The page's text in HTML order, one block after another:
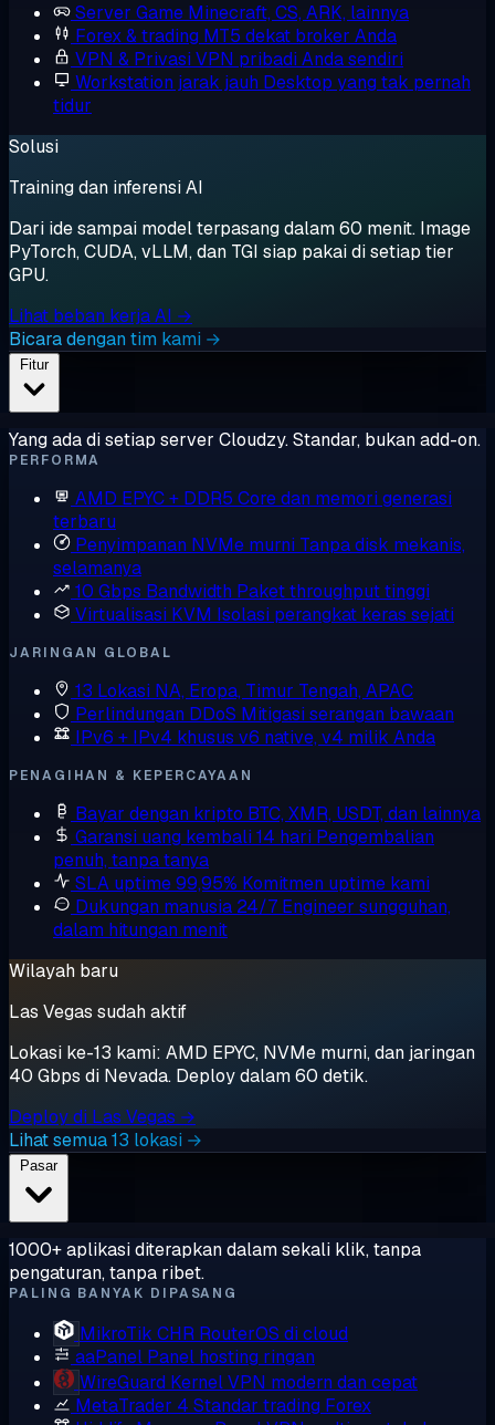
Server Game Minecraft, CS, ARK, lainnya
Forex & trading MT5 dekat broker Anda
VPN & Privasi VPN pribadi Anda sendiri
Workstation jarak jauh Desktop yang tak pernah
tidur
Solusi
Training dan inferensi AI
Dari ide sampai model terpasang dalam 60 menit. Image
PyTorch, CUDA, vLLM, dan TGI siap pakai di setiap tier
GPU.
Lihat beban kerja AI →
Bicara dengan tim kami →
Fitur
Yang ada di setiap server Cloudzy. Standar, bukan add-on.
PERFORMA
AMD EPYC + DDR5 Core dan memori generasi
terbaru
Penyimpanan NVMe murni Tanpa disk mekanis,
selamanya
10 Gbps Bandwidth Paket throughput tinggi
Virtualisasi KVM Isolasi perangkat keras sejati
JARINGAN GLOBAL
13 Lokasi NA, Eropa, Timur Tengah, APAC
Perlindungan DDoS Mitigasi serangan bawaan
IPv6 + IPv4 khusus v6 native, v4 milik Anda
PENAGIHAN & KEPERCAYAAN
Bayar dengan kripto BTC, XMR, USDT, dan lainnya
Garansi uang kembali 14 hari Pengembalian
penuh, tanpa tanya
SLA uptime 99,95% Komitmen uptime kami
Dukungan manusia 24/7 Engineer sungguhan,
dalam hitungan menit
Wilayah baru
Las Vegas sudah aktif
Lokasi ke-13 kami: AMD EPYC, NVMe murni, dan jaringan
40 Gbps di Nevada. Deploy dalam 60 detik.
Deploy di Las Vegas →
Lihat semua 13 lokasi →
Pasar
1000+ aplikasi diterapkan dalam sekali klik, tanpa
pengaturan, tanpa ribet.
PALING BANYAK DIPASANG
MikroTik CHR RouterOS di cloud
aaPanel Panel hosting ringan
WireGuard Kernel VPN modern dan cepat
MetaTrader 4 Standar trading Forex